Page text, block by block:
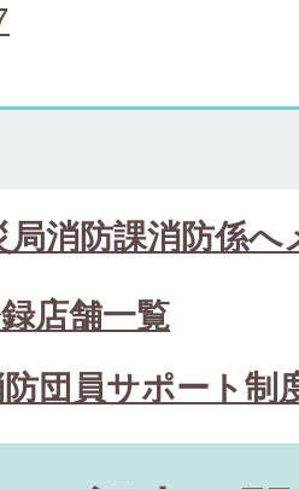
局消防課消防係へ
店舗一覧
団員サポート制